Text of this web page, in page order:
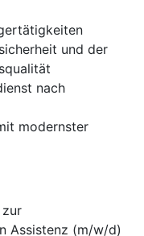
und der
nach
modernster
Assistenz (m/w/d)